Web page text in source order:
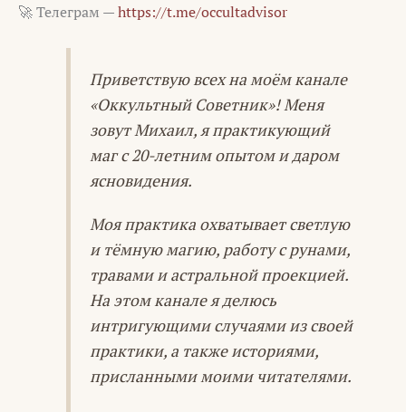
🚀 Телеграм —https://t.me/occultadvisor
Приветствую всех на моём канале
«Оккультный Советник»! Меня
зовут Михаил, я практикующий
маг с 20-летним опытом и даром
ясновидения.
Моя практика охватывает светлую
и тёмную магию, работу с рунами,
травами и астральной проекцией.
На этом канале я делюсь
интригующими случаями из своей
практики, а также историями,
присланными моими читателями.